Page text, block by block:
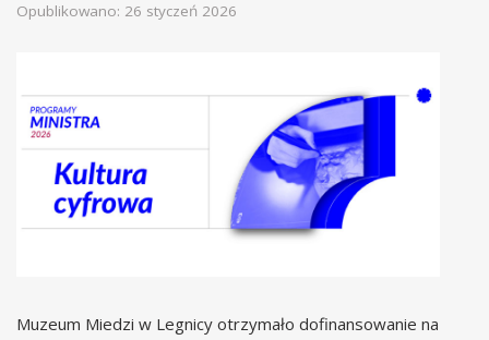
Opublikowano: 26 styczeń 2026
Muzeum Miedzi w Legnicy otrzymało dofinansowanie na